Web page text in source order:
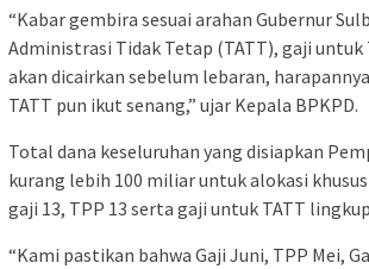
“Kabar gembira sesuai arahan Gubernur
Administrasi Tidak Tetap (TATT), gaji untuk
akan dicairkan sebelum lebaran,
TATT pun ikut senang,” ujar Kepala BPKPD.
Total dana keseluruhan yang disiapkan
kurang lebih 100 miliar untuk alokasi
gaji 13, TPP 13 serta gaji untuk TATT
“Kami pastikan bahwa Gaji Juni, TPP Mei,